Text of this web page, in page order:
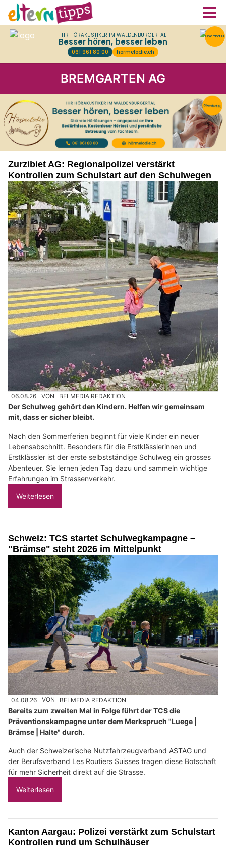
BREMGARTEN AG
Zurzibiet AG: Regionalpolizei verstärkt
Kontrollen zum Schulstart auf den Schulwegen
06.08.26 VON BELMEDIA REDAKTION
Der Schulweg gehört den Kindern. Helfen wir gemeinsam
mit, dass er sicher bleibt.
Nach den Sommerferien beginnt für viele Kinder ein neuer
Lebensabschnitt. Besonders für die Erstklässlerinnen und
Erstklässler ist der erste selbstständige Schulweg ein grosses
Abenteuer. Sie lernen jeden Tag dazu und sammeln wichtige
Erfahrungen im Strassenverkehr.
Weiterlesen
Schweiz: TCS startet Schulwegkampagne –
"Brämse" steht 2026 im Mittelpunkt
04.08.26 VON BELMEDIA REDAKTION
Bereits zum zweiten Mal in Folge führt der TCS die
Präventionskampagne unter dem Merkspruch "Luege |
Brämse | Halte" durch.
Auch der Schweizerische Nutzfahrzeugverband ASTAG und
der Berufsverband Les Routiers Suisses tragen diese Botschaft
für mehr Sicherheit direkt auf die Strasse.
Weiterlesen
Kanton Aargau: Polizei verstärkt zum Schulstart
Kontrollen rund um Schulhäuser